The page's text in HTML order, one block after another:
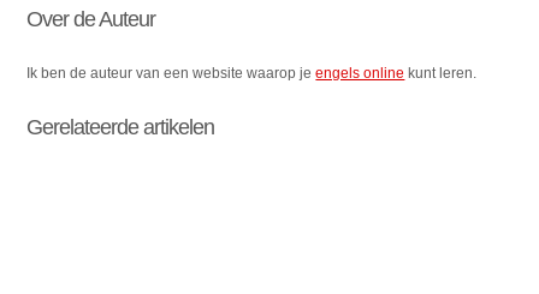
Over de Auteur
Ik ben de auteur van een website waarop jeengels online kunt leren.
Gerelateerde artikelen